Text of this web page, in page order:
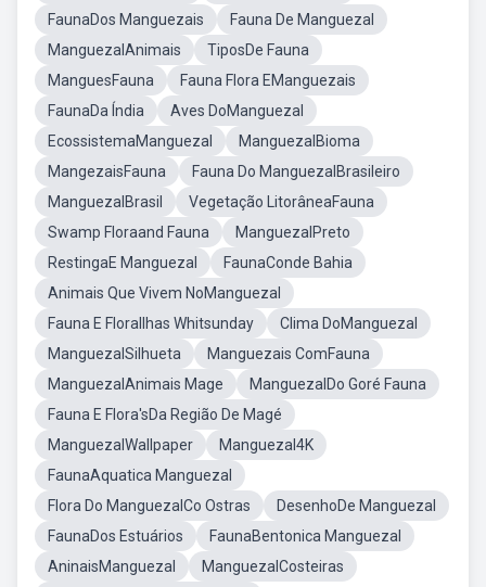
FaunaDos Manguezais
Fauna De Manguezal
ManguezalAnimais
TiposDe Fauna
ManguesFauna
Fauna Flora EManguezais
FaunaDa Índia
Aves DoManguezal
EcossistemaManguezal
ManguezalBioma
MangezaisFauna
Fauna Do ManguezalBrasileiro
ManguezalBrasil
Vegetação LitorâneaFauna
Swamp Floraand Fauna
ManguezalPreto
RestingaE Manguezal
FaunaConde Bahia
Animais Que Vivem NoManguezal
Fauna E FloraIlhas Whitsunday
Clima DoManguezal
ManguezalSilhueta
Manguezais ComFauna
ManguezalAnimais Mage
ManguezalDo Goré Fauna
Fauna E Flora'sDa Região De Magé
ManguezalWallpaper
Manguezal4K
FaunaAquatica Manguezal
Flora Do ManguezalCo Ostras
DesenhoDe Manguezal
FaunaDos Estuários
FaunaBentonica Manguezal
AninaisManguezal
ManguezalCosteiras